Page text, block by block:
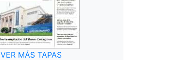
VER MÁS TAPAS